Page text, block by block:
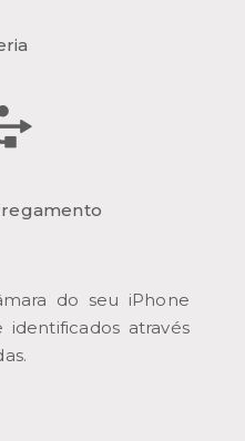
do seu iPhone
através